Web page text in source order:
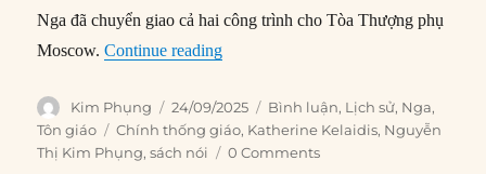
Nga đã chuyển giao cả hai công trình cho Tòa Thượng phụ
Moscow.Continue reading“Cuộc tiếp quản tài sản tôn giáo đáng
Author
Kim Phụng
Posted
on
24/09/2025 Categories
Bình luận, Lịch sử, Nga,
Tôn giáo
Tags
Chính thống giáo, Katherine Kelaidis, Nguyễn
Thị Kim Phụng,sách nói 0 Comments